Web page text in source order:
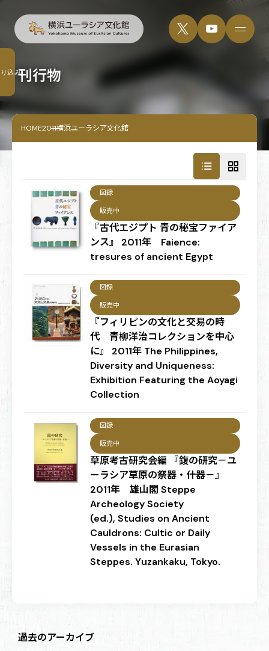
刊行物
HOME2011横浜ユーラシア文化館
『古代エジプト 青の秘宝ファイア
ンス』 2011年 Faience:
tresures of ancient Egypt
図録
販売中
『フィリピンの文化と交易の時
代 青柳洋治コレクションを中心
に』 2011年 The Philippines,
Diversity and Uniqueness:
Exhibition Featuring the Aoyagi
Collection
図録
販売中
草原考古研究会編 『鍑の研究－ユ
ーラシア草原の祭器・什器－』
2011年 雄山閣 Steppe
Archeology Society
(ed.), Studies on Ancient
Cauldrons: Cultic or Daily
Vessels in the Eurasian
Steppes. Yuzankaku, Tokyo.
図録
販売中
込み
過去のアーカイブ